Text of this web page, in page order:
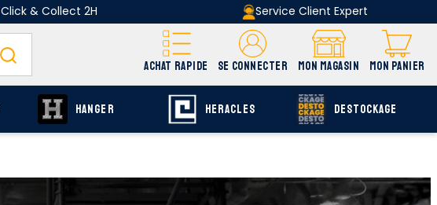
Click & Collect 2H Service Client Expert
ACHAT RAPIDE SE CONNECTER MON MAGASIN MON PANIER
HANGER HERACLES DESTOCKAGE